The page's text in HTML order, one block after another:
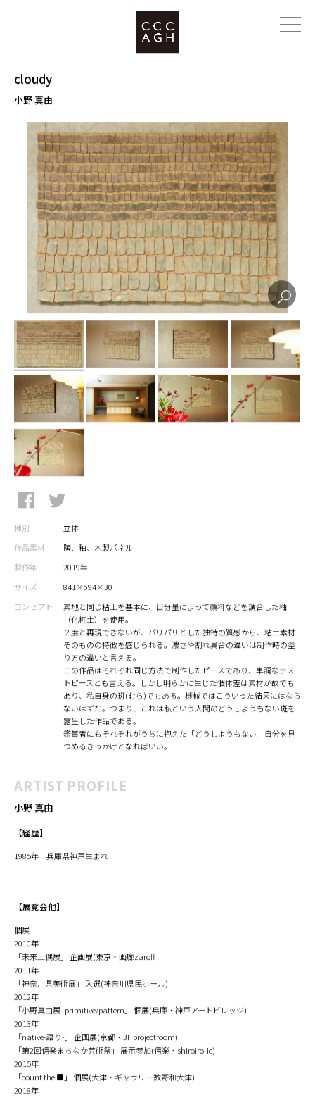
cloudy
小野 真由
種別
立体
作品素材
陶、釉、木製パネル
製作年
2019年
サイズ
841×594×30
コンセプト
素地と同じ粘土を基本に、目分量によって顔料などを調合した釉
（化粧土）を使用。
２度と再現できないが、パリパリとした独特の質感から、粘土素材
そのものの特徴を感じられる。濃さや割れ具合の違いは制作時の塗
り方の違いと言える。
この作品はそれぞれ同じ方法で制作したピースであり、単調なテス
トピースとも言える。しかし明らかに生じた個体差は素材が故でも
あり、私自身の斑(むら)でもある。機械ではこういった結果にはなら
ないはずだ。つまり、これは私という人間のどうしようもない斑を
露呈した作品である。
鑑賞者にもそれぞれがうちに抱えた「どうしようもない」自分を見
つめるきっかけとなればいい。
ARTIST PROFILE
小野 真由
【経歴】
1985年 兵庫県神戸生まれ
【展覧会他】
個展
2010年
「未来土偶展」 企画展(東京・画廊zaroff
2011年
「神奈川県美術展」 入選(神奈川県民ホール)
2012年
「小野真由展 -primitive/pattern」 個展(兵庫・神戸アートビレッジ)
2013年
「native-語り-」 企画展(京都・3F projectroom)
「第2回信楽まちなか芸術祭」 展示参加(信楽・shiroiro-ie)
2015年
「count the ■」 個展(大津・ギャラリー数寄和大津)
2018年